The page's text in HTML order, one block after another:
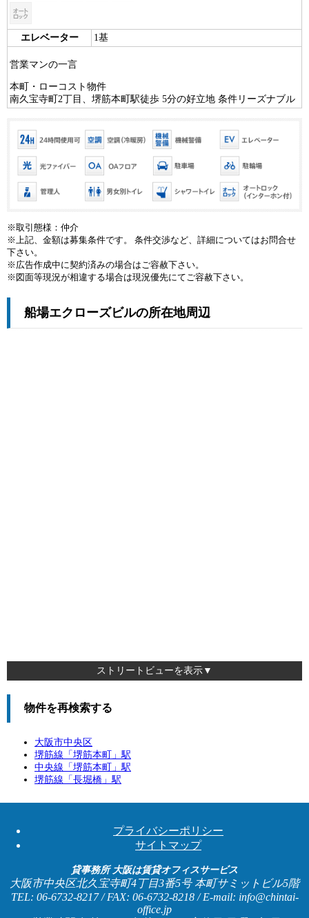
エレベーター 1基
営業マンの一言
本町・ローコスト物件
南久宝寺町2丁目、堺筋本町駅徒歩 5分の好立地 条件リーズナブル
※取引態様：仲介
※上記、金額は募集条件です。 条件交渉など、詳細についてはお問合せ
下さい。
※広告作成中に契約済みの場合はご容赦下さい。
※図面等現況が相違する場合は現況優先にてご容赦下さい。
船場エクローズビルの所在地周辺
ストリートビューを表示▼
物件を再検索する
大阪市中央区
堺筋線「 堺筋本町
」駅
中央線「 堺筋本町
」駅
堺筋線「 長堀橋 」駅
プライバシーポリシー
サイトマップ
貸事務所 大阪は賃貸オフィスサービス
大阪市中央区北久宝寺町4丁目3番5号 本町サミットビル5階
TEL: 06-6732-8217 / FAX: 06-6732-8218 / E-mail: info@chintai-
office.jp